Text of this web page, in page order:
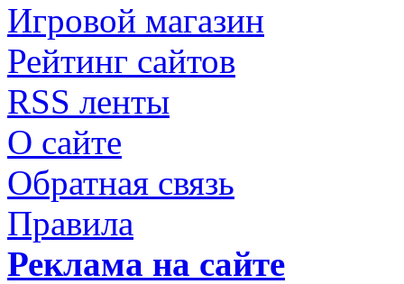
Игровой магазин
Рейтинг сайтов
RSS ленты
О сайте
Обратная связь
Правила
Реклама на сайте